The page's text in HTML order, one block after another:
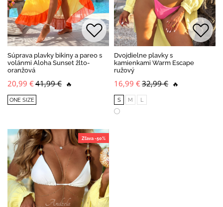
Súprava plavky bikiny a pareo s
volánmi Aloha Sunset žlto-
oranžová
20,99 €41,99 € 🔥
ONE SIZE
Dvojdielne plavky s
kamienkami Warm Escape
ružový
16,99 €32,99 € 🔥
S M L
Zľava -50%